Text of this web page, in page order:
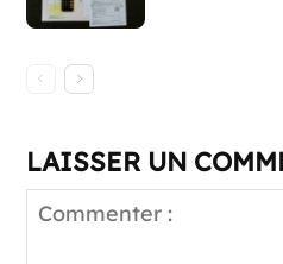
LAISSER UN